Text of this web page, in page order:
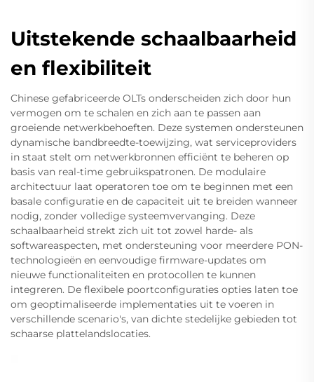
Uitstekende schaalbaarheid
en flexibiliteit
Chinese gefabriceerde OLTs onderscheiden zich door hun
vermogen om te schalen en zich aan te passen aan
groeiende netwerkbehoeften. Deze systemen ondersteunen
dynamische bandbreedte-toewijzing, wat serviceproviders
in staat stelt om netwerkbronnen efficiënt te beheren op
basis van real-time gebruikspatronen. De modulaire
architectuur laat operatoren toe om te beginnen met een
basale configuratie en de capaciteit uit te breiden wanneer
nodig, zonder volledige systeemvervanging. Deze
schaalbaarheid strekt zich uit tot zowel harde- als
softwareaspecten, met ondersteuning voor meerdere PON-
technologieën en eenvoudige firmware-updates om
nieuwe functionaliteiten en protocollen te kunnen
integreren. De flexibele poortconfiguraties opties laten toe
om geoptimaliseerde implementaties uit te voeren in
verschillende scenario's, van dichte stedelijke gebieden tot
schaarse plattelandslocaties.